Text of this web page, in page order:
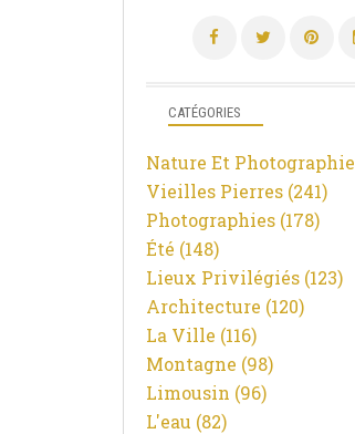
CATÉGORIES
Nature Et Photographie
Vieilles Pierres (241)
Photographies (178)
Été (148)
Lieux Privilégiés (123)
Architecture (120)
La Ville (116)
Montagne (98)
Limousin (96)
L'eau (82)